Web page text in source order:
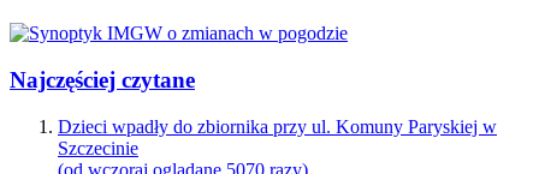
Najczęściej czytane
Dzieci wpadły do zbiornika przy ul. Komuny Paryskiej w
Szczecinie
(od wczoraj oglądane 5070 razy)